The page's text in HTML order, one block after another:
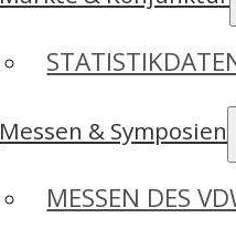
Messen & Symposien
MESSEN DES